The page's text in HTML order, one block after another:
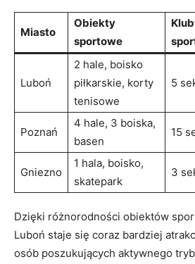
Miasto
Obiekty
sportowe
Luboń
2 hale, boisko
piłkarskie, korty
tenisowe
5
Poznań
4 hale, 3 boiska,
basen
15
Gniezno
1 hala, boisko,
skatepark
3
Dzięki różnorodności obiektów
Luboń staje się coraz bardziej
osób poszukujących aktywnego